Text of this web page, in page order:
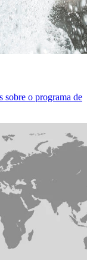
sobre o programa de